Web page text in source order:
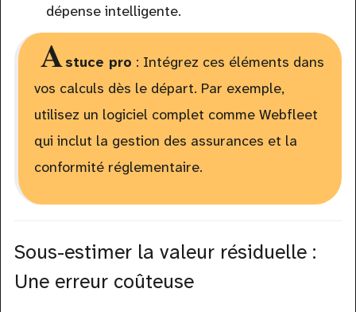
dépense intelligente.
Astuce pro : Intégrez ces éléments dans
vos calculs dès le départ. Par exemple,
utilisez un logiciel complet comme Webfleet
qui inclut la gestion des assurances et la
conformité réglementaire.
Sous-estimer la valeur résiduelle :
Une erreur coûteuse